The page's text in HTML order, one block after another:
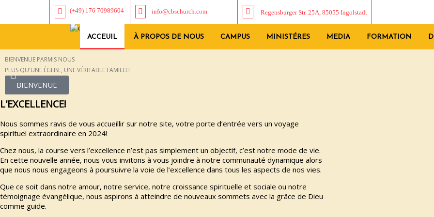
(+49) 176 70989604 info@cbschurch.com Regensburger Str. 25A, 85055 Ingolstadt
ACCEUIL À PROPOS DE NOUS CAMPUS MINISTÉRES MEDIA FORMATION
BIENVENUE PARMIS NOUS
PLUS QU'UNE ÉGLISE, UNE VÉRITABLE FAMILLE!
BIENVENUE
L'EXCELLENCE!
Nous sommes ravis de vous accueillir sur notre site, votre porte d’entrée vers un voyage
spirituel extraordinaire en 2024!
Chez nous, la course vers l’excellence n’est pas simplement un objectif, c’est notre mode de vie.
En cette nouvelle année, nous vous invitons à vous joindre à notre communauté dynamique alors
que nous nous engageons à poursuivre la voie de l’excellence dans tous les aspects de nos vies.
Que ce soit dans notre amour, notre service, notre croissance spirituelle et sociale ou notre
témoignage évangélique, nous aspirons à atteindre de nouveaux sommets avec la grâce de Dieu
comme guide.